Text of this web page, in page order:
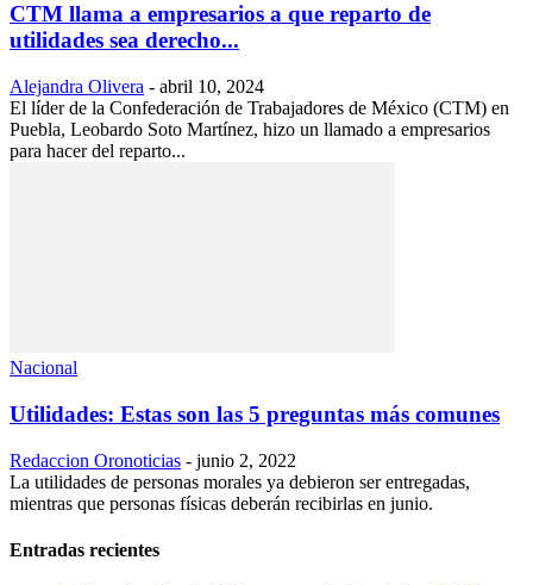
CTM llama a empresarios a que reparto de
utilidades sea derecho...
Alejandra Olivera - abril 10, 2024
El líder de la Confederación de Trabajadores de México (CTM) en
Puebla, Leobardo Soto Martínez, hizo un llamado a empresarios
para hacer del reparto...
Nacional
Utilidades: Estas son las 5 preguntas más comunes
Redaccion Oronoticias - junio 2, 2022
La utilidades de personas morales ya debieron ser entregadas,
mientras que personas físicas deberán recibirlas en junio.
Entradas recientes